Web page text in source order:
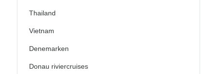
Thailand
Vietnam
Denemarken
Donau riviercruises